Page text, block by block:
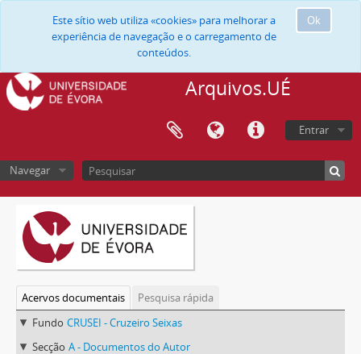
Ok
Este sítio web utiliza «cookies» para melhorar a
experiência de navegação e o carregamento de
conteúdos.
Arquivos.UÉ
Entrar
Navegar
Acervos documentais
Pesquisa rápida
Fundo CRUSEI - Cruzeiro Seixas
Secção A - Documentos do Autor